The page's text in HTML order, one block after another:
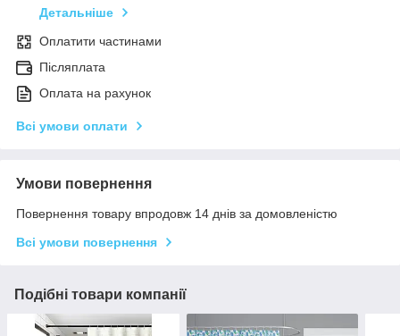
Детальніше
Оплатити частинами
Післяплата
Оплата на рахунок
Всі умови оплати
Умови повернення
Повернення товару впродовж 14 днів за домовленістю
Всі умови повернення
Подібні товари компанії